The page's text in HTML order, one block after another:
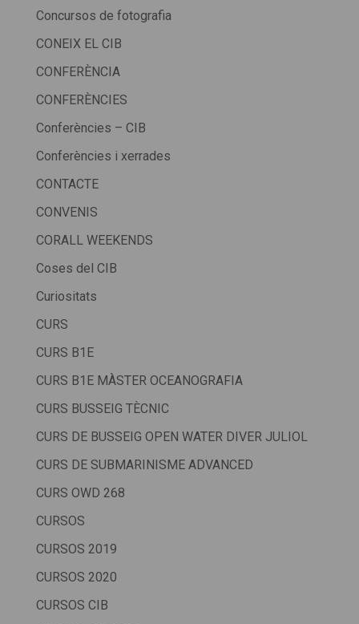
Concursos de fotografia
CONEIX EL CIB
CONFERÈNCIA
CONFERÈNCIES
Conferències – CIB
Conferències i xerrades
CONTACTE
CONVENIS
CORALL WEEKENDS
Coses del CIB
Curiositats
CURS
CURS B1E
CURS B1E MÀSTER OCEANOGRAFIA
CURS BUSSEIG TÈCNIC
CURS DE BUSSEIG OPEN WATER DIVER JULIOL
CURS DE SUBMARINISME ADVANCED
CURS OWD 268
CURSOS
CURSOS 2019
CURSOS 2020
CURSOS CIB